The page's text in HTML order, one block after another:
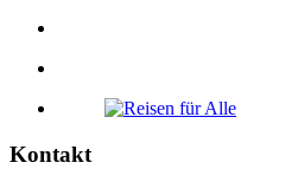
Kontakt